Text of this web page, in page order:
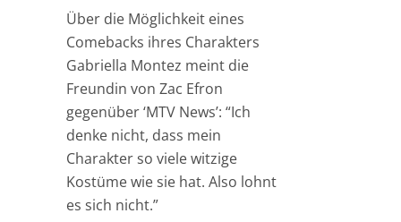
Über die Möglichkeit eines
Comebacks ihres Charakters
Gabriella Montez meint die
Freundin von Zac Efron
gegenüber ‘MTV News’: “Ich
denke nicht, dass mein
Charakter so viele witzige
Kostüme wie sie hat. Also lohnt
es sich nicht.”